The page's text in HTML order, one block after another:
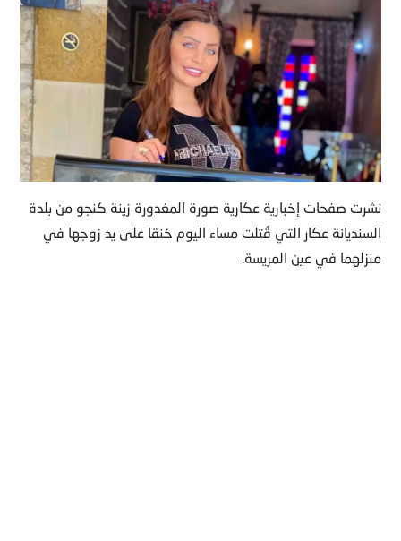
نشرت صفحات إخبارية عكارية صورة المغدورة زينة كنجو من بلدة
السنديانة عكار التي قُتلت مساء اليوم خنقا على يد زوجها في
منزلهما في عين المريسة.